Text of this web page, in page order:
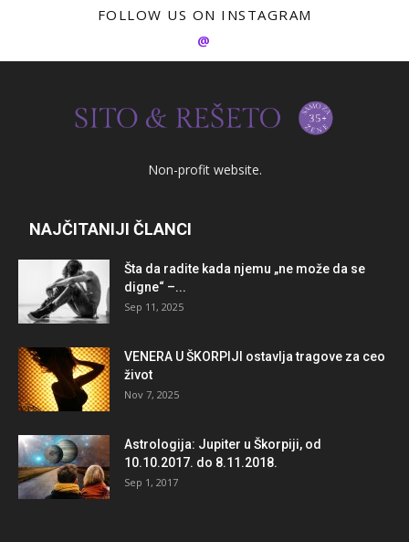
FOLLOW US ON INSTAGRAM
@
Non-profit website.
NAJČITANIJI ČLANCI
Šta da radite kada njemu „ne može da se
digne“ –...
Sep 11, 2025
VENERA U ŠKORPIJI ostavlja tragove za ceo
život
Nov 7, 2025
Astrologija: Jupiter u Škorpiji, od
10.10.2017. do 8.11.2018.
Sep 1, 2017